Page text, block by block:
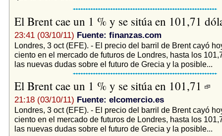
El Brent cae un 1 % y se sitúa en 101,71
23:41 (03/10/11) Fuente: finanzas.com
Londres, 3 oct (EFE). - El precio del barril de Brent cayó
ciento en el mercado de futuros de Londres, hasta los
las nuevas dudas sobre el futuro de Grecia y la posible...
El Brent cae un 1 % y se sitúa en 101,71
21:18 (03/10/11) Fuente: elcomercio.es
Londres, 3 oct (EFE). - El precio del barril de Brent cayó
ciento en el mercado de futuros de Londres, hasta los
las nuevas dudas sobre el futuro de Grecia y la posible...